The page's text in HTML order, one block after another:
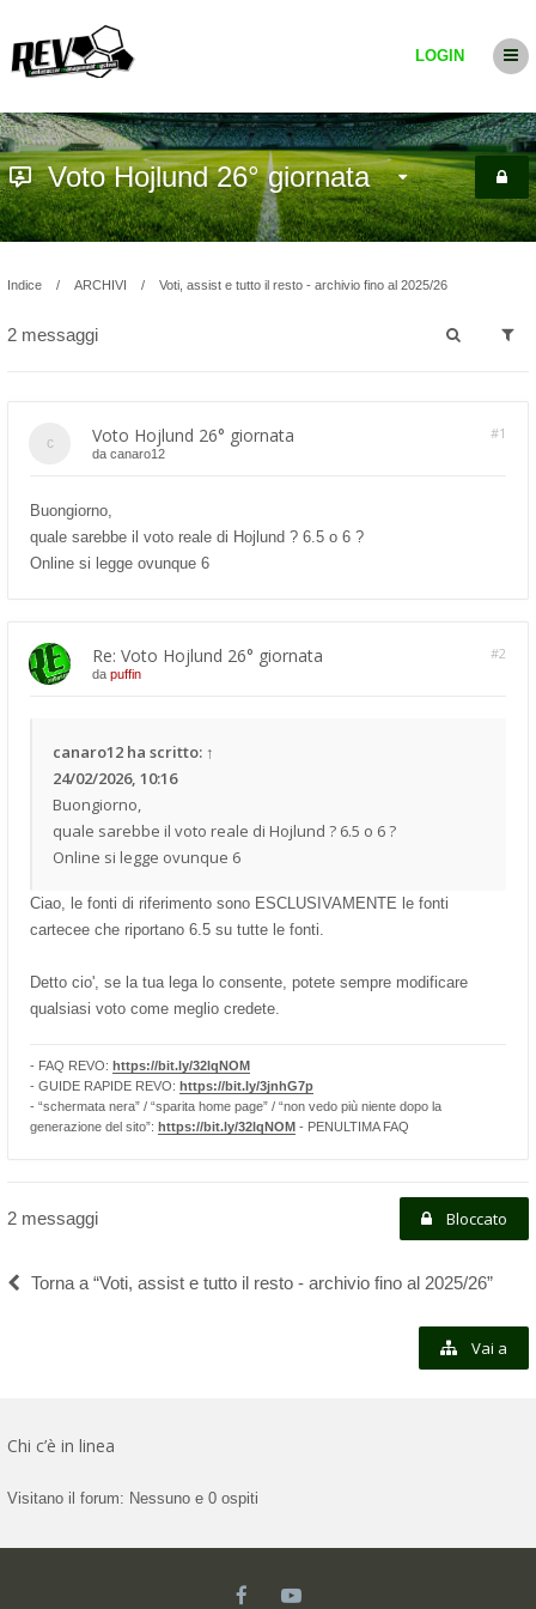
LOGIN
Voto Hojlund 26° giornata
Indice ARCHIVI Voti, assist e tutto il resto - archivio fino al 2025/26
2 messaggi
Voto Hojlund 26° giornata #1
da canaro12
Buongiorno,
quale sarebbe il voto reale di Hojlund ? 6.5 o 6 ?
Online si legge ovunque 6
Re: Voto Hojlund 26° giornata #2
da puffin
canaro12 ha scritto: ↑
24/02/2026, 10:16
Buongiorno,
quale sarebbe il voto reale di Hojlund ? 6.5 o 6 ?
Online si legge ovunque 6
Ciao, le fonti di riferimento sono ESCLUSIVAMENTE le fonti
cartecee che riportano 6.5 su tutte le fonti.
Detto cio', se la tua lega lo consente, potete sempre modificare
qualsiasi voto come meglio credete.
- FAQ REVO: https://bit.ly/32lqNOM
- GUIDE RAPIDE REVO: https://bit.ly/3jnhG7p
- “schermata nera” / “sparita home page” / “non vedo più niente dopo la
generazione del sito”: https://bit.ly/32lqNOM - PENULTIMA FAQ
2 messaggi Bloccato
Torna a “Voti, assist e tutto il resto - archivio fino al 2025/26”
Vai a
Chi c’è in linea
Visitano il forum: Nessuno e 0 ospiti